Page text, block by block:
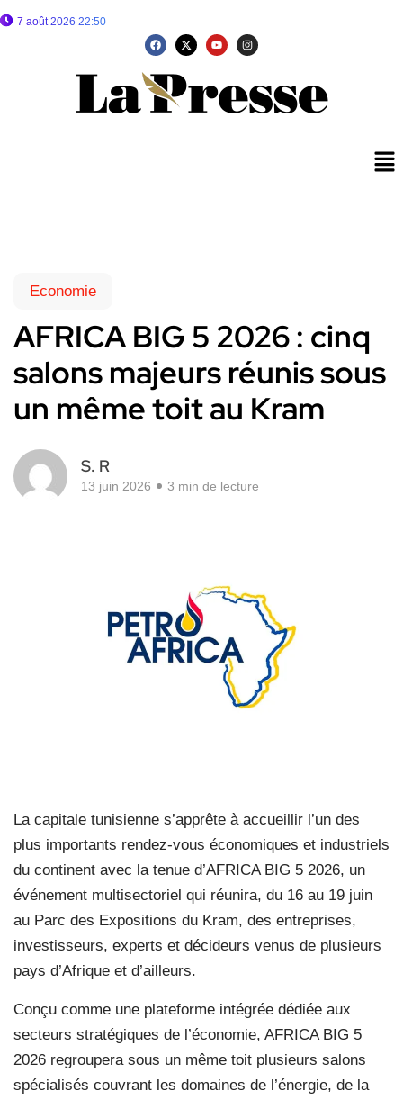
7 août 2026 22:50
Economie
AFRICA BIG 5 2026 : cinq
salons majeurs réunis sous
un même toit au Kram
S. R
13 juin 2026 3 min de lecture
La capitale tunisienne s’apprête à accueillir l’un des
plus importants rendez-vous économiques et industriels
du continent avec la tenue d’AFRICA BIG 5 2026, un
événement multisectoriel qui réunira, du 16 au 19 juin
au Parc des Expositions du Kram, des entreprises,
investisseurs, experts et décideurs venus de plusieurs
pays d’Afrique et d’ailleurs.
Conçu comme une plateforme intégrée dédiée aux
secteurs stratégiques de l’économie, AFRICA BIG 5
2026 regroupera sous un même toit plusieurs salons
spécialisés couvrant les domaines de l’énergie, de la